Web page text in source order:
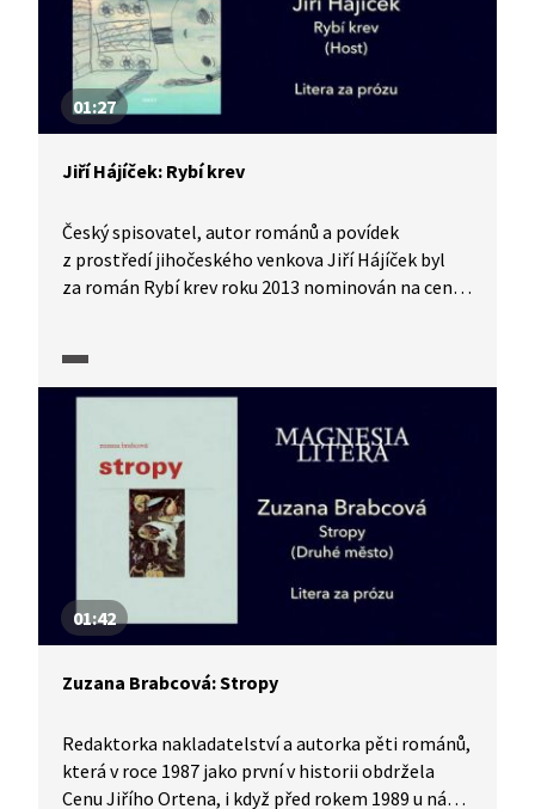
01:27
Jiří Hájíček: Rybí krev
Český spisovatel, autor románů a povídek
z prostředí jihočeského venkova Jiří Hájíček byl
za román Rybí krev roku 2013 nominován na cenu
01:42
Zuzana Brabcová: Stropy
Redaktorka nakladatelství a autorka pěti románů,
která v roce 1987 jako první v historii obdržela
Cenu Jiřího Ortena, i když před rokem 1989 u nás